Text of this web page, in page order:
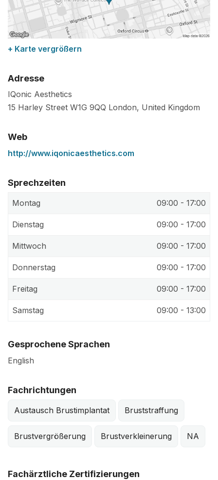
+ Karte vergrößern
Adresse
IQonic Aesthetics
15 Harley Street W1G 9QQ London, United Kingdom
Web
http://www.iqonicaesthetics.com
Sprechzeiten
Montag 09:00 - 17:00
Dienstag 09:00 - 17:00
Mittwoch 09:00 - 17:00
Donnerstag 09:00 - 17:00
Freitag 09:00 - 17:00
Samstag 09:00 - 13:00
Gesprochene Sprachen
English
Fachrichtungen
Austausch Brustimplantat Bruststraffung
Brustvergrößerung Brustverkleinerung NA
Fachärztliche Zertifizierungen